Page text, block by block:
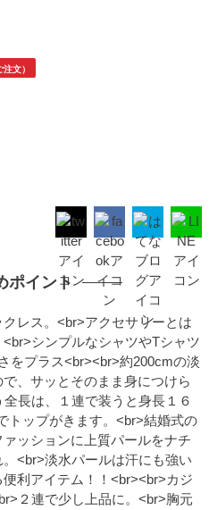
文）
ポイント
レス。<br>アクセサリーとは
シンプルなシャツやTシャツ
をプラス<br><br>約200cmの淡
、サッとそのまま身につけら
長は、１連で装うと身長１６
トップがきます。<br>結婚式の
ッションに上質パールをナチ
<br>淡水パールは汗にも強い
利アイテム！！<br><br>カジ
２連で少し上品に。<br>胸元